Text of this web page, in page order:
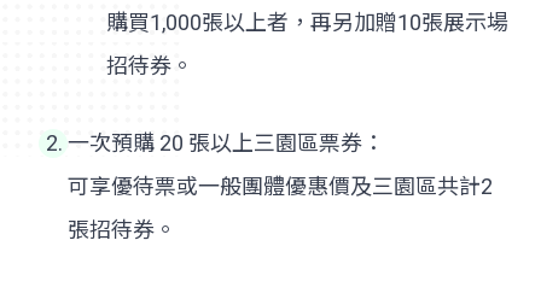
購買1,000張以上者，再另加贈10張展示場
招待券。
一次預購 20 張以上三園區票券：
可享優待票或一般團體優惠價及三園區共計2
張招待券。